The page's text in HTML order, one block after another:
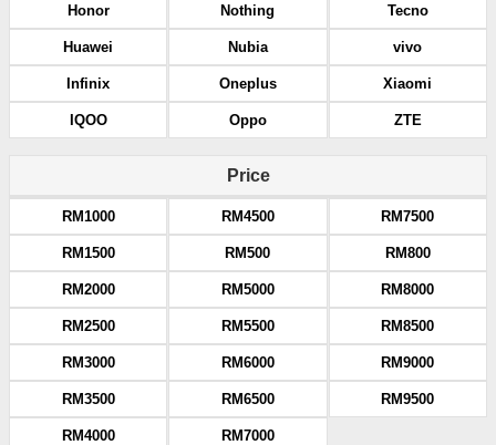
Honor
Huawei
Infinix
IQOO
Nothing
Nubia
Oneplus
Oppo
Tecno
vivo
Xiaomi
ZTE
Price
RM1000
RM1500
RM2000
RM2500
RM3000
RM3500
RM4000
RM4500
RM500
RM5000
RM5500
RM6000
RM6500
RM7000
RM7500
RM800
RM8000
RM8500
RM9000
RM9500